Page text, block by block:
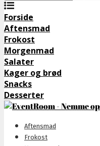
Forside
Aftensmad
Frokost
Morgenmad
Salater
Kager og brød
Snacks
Desserter
Aftensmad
Frokost